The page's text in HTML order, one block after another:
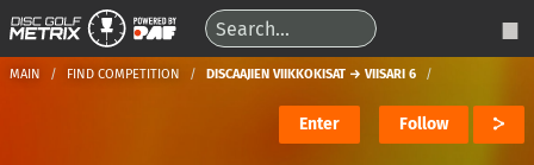
MAIN FIND COMPETITION DISCAAJIEN VIIKKOKISAT → VIISARI 6
Enter Follow